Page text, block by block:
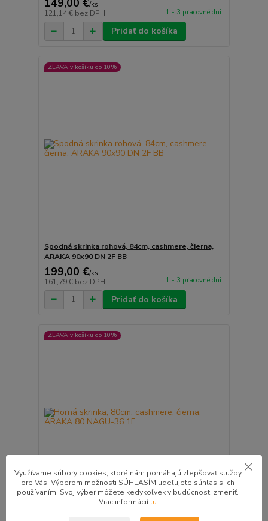
149,00 €/ks
121,14 € bez DPH 1 - 3 pracovné dni
Pridať do košíka
ZĽAVA v košíku do 10%
Spodná skrinka rohová, 84cm, cashmere, čierna,
ARAKA 90x90 DN 2F BB
199,00 €/ks
161,79 € bez DPH 1 - 3 pracovné dni
Pridať do košíka
ZĽAVA v košíku do 10%
Horná skrinka, 80cm, cashmere, čierna, ARAKA 80
Využívame súbory cookies, ktoré nám pomáhajú zlepšovať služby
pre Vás. Výberom možnosti SÚHLASÍM udeľujete súhlas s ich
používaním. Svoj výber môžete kedykoľvek v budúcnosti zmeniť.
Viac informáciítu